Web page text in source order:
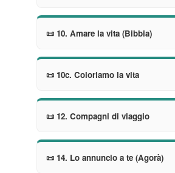
📜 10. Amare la vita (Bibbia)
📜 10c. Coloriamo la vita
📜 12. Compagni di viaggio
📜 14. Lo annuncio a te (Agorà)